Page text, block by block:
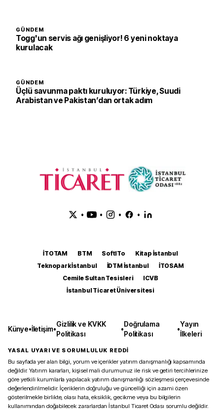
GÜNDEM
Togg'un servis ağı genişliyor! 6 yeni noktaya
kurulacak
GÜNDEM
Üçlü savunma paktı kuruluyor: Türkiye, Suudi
Arabistan ve Pakistan’dan ortak adım
• • • •
İTOTAM BTM SoftITo
Kitap İstanbul
Teknopark İstanbul
İDTM İstanbul
İTOSAM
Cemile Sultan Tesisleri
ICVB
İstanbul Ticaret Üniversitesi
Künye•İletişim•
Gizlilik ve KVKK
Politikası
•
Doğrulama
Politikası
•
Yayın
İlkeleri
YASAL UYARI VE SORUMLULUK REDDİ
Bu sayfada yer alan bilgi, yorum ve içerikler yatırım danışmanlığı kapsamında
değildir. Yatırım kararları, kişisel mali durumunuz ile risk ve getiri tercihlerinize
göre yetkili kurumlarla yapılacak yatırım danışmanlığı sözleşmesi çerçevesinde
değerlendirilmelidir. İçeriklerin doğruluğu ve güncelliği için azami özen
gösterilmekle birlikte, olası hata, eksiklik, gecikme veya bu bilgilerin
kullanımından doğabilecek zararlardan İstanbul Ticaret Odası sorumlu değildir.